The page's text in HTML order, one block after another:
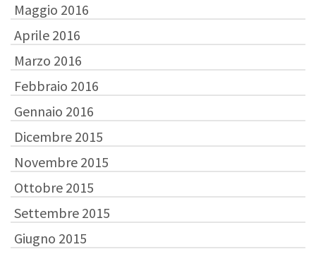
Maggio 2016
Aprile 2016
Marzo 2016
Febbraio 2016
Gennaio 2016
Dicembre 2015
Novembre 2015
Ottobre 2015
Settembre 2015
Giugno 2015